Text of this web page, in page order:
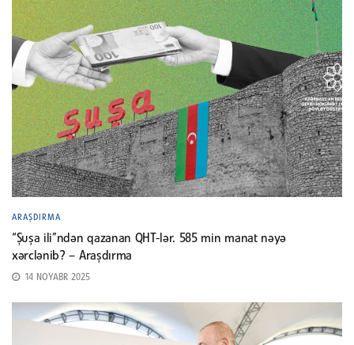
ARAŞDIRMA
“Şuşa ili”ndən qazanan QHT-lər. 585 min manat nəyə
xərclənib? – Araşdırma
14 NOYABR 2025